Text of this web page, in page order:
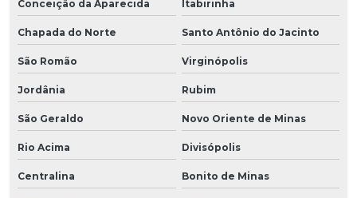
Conceição da Aparecida Itabirinha
Chapada do Norte Santo Antônio do Jacinto
São Romão Virginópolis
Jordânia Rubim
São Geraldo Novo Oriente de Minas
Rio Acima Divisópolis
Centralina Bonito de Minas